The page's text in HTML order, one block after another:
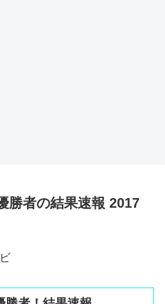
勝者の結果速報 2017